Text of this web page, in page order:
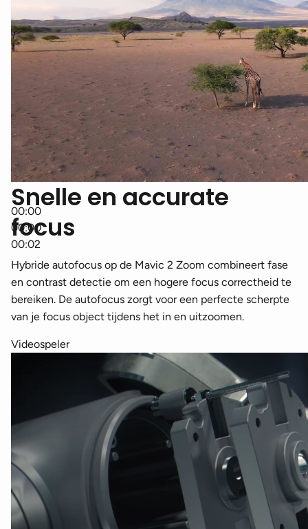
00:00
00:00
00:02
Snelle en accurate
focus
Hybride autofocus op de Mavic 2 Zoom combineert fase
en contrast detectie om een hogere focus correctheid te
bereiken. De autofocus zorgt voor een perfecte scherpte
van je focus object tijdens het in en uitzoomen.
Videospeler